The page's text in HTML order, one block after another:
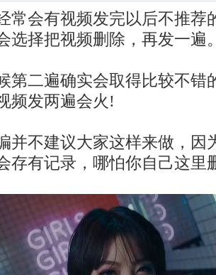
会有视频发完以后不推荐
选择把视频删除，再发一遍
二遍确实会取得比较不错
频发两遍会火!
不建议大家这样来做，因
存有记录，哪怕你自己这里